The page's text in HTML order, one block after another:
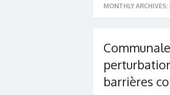
MONTHLY ARCHIVES:
barrières